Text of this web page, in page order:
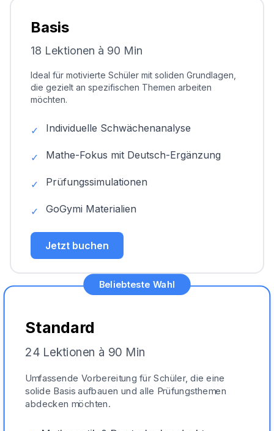
Basis
18 Lektionen à 90 Min
Ideal für motivierte Schüler mit soliden Grundlagen,
die gezielt an spezifischen Themen arbeiten
möchten.
✓ Individuelle Schwächenanalyse
✓ Mathe-Fokus mit Deutsch-Ergänzung
✓ Prüfungssimulationen
✓ GoGymi Materialien
Jetzt buchen
Beliebteste Wahl
Standard
24 Lektionen à 90 Min
Umfassende Vorbereitung für Schüler, die eine
solide Basis aufbauen und alle Prüfungsthemen
abdecken möchten.